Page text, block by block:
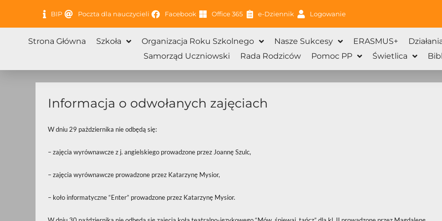
BIP Poczta dla nauczycieli Facebook Office 365 e-Dziennik Logowanie
Strona Główna Szkoła Organizacja Roku Szkolnego Nasze Sukcesy ERASMUS+
Samorząd Uczniowski
Rada Rodziców Pomoc PP Świetlica
Informacja o odwołanych zajęciach
W dniu 29 pażdziernika nie odbędą się:
– zajęcia wyrównawcze z j. angielskiego prowadzone przez Joannę Szulc,
– zajęcia wyrównawcze prowadzone przez Katarzynę Mysior,
– koło informatyczne “Enter” prowadzone przez Katarzynę Mysior.